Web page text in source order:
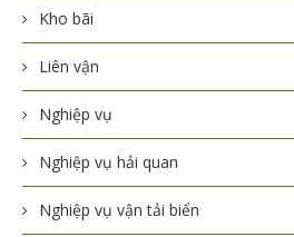
Kho bãi
Liên vận
Nghiệp vụ
Nghiệp vụ hải quan
Nghiệp vụ vận tải biển